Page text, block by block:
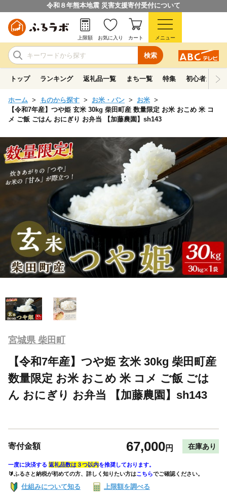
令和８年熊本地震 災害支援寄付受付について
検索
上限額 お気に入り カート メニュー
トップ ランキング 返礼品一覧 まち一覧 特集 初心者ガイド
ホーム ものから探す お米・パン
お米
【令和7年産】つや姫 玄米 30kg 柴田町産 数量限定 お米 おこめ 米 コ
メ ご飯 ごはん おにぎり お弁当 【加藤農園】sh143
宮城県 柴田町
【令和7年産】つや姫 玄米 30kg 柴田町産
数量限定 お米 おこめ 米 コメ ご飯 ごは
ん おにぎり お弁当 【加藤農園】sh143
寄付金額 67,000円 在庫あり
一度に決済する 返礼品数は３つ以内を推奨しております。
🔰ふるさと納税が初めての方、詳しく知りたい方はこちらでご確認ください。
仕組みについて知る 上限額を調べる